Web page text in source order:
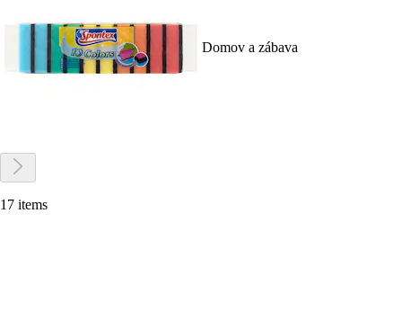
Domov a zábava
17 items